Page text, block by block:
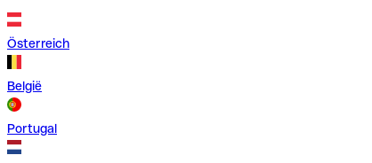
Österreich
België
Portugal